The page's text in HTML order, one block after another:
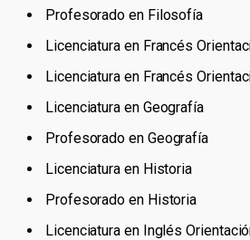
Profesorado en Filosofía
Licenciatura en Francés
Licenciatura en Francés
Licenciatura en Geografía
Profesorado en Geografía
Licenciatura en Historia
Profesorado en Historia
Licenciatura en Inglés